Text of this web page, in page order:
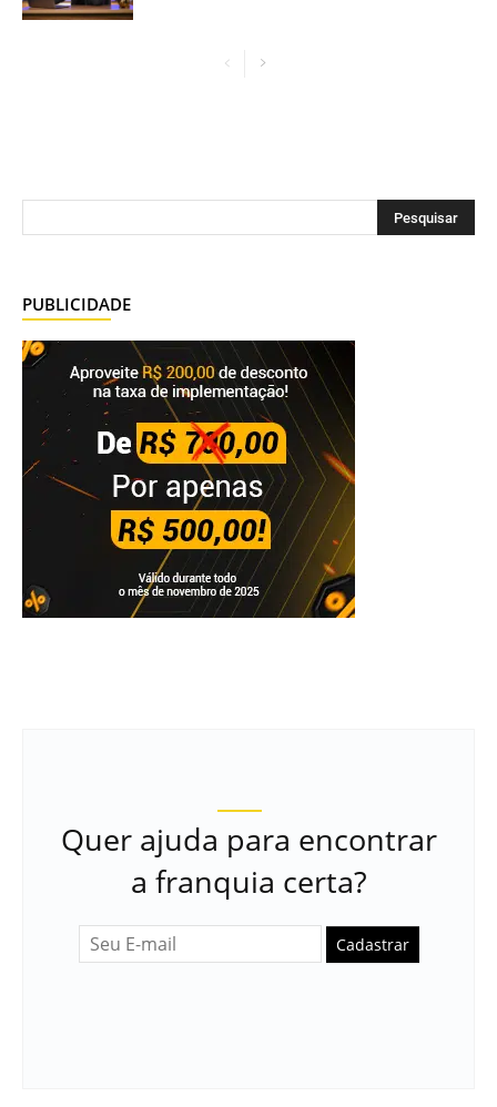
PUBLICIDADE
Quer ajuda para encontrar
a franquia certa?
Cadastrar